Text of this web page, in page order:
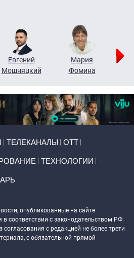
Евгений
Мошняцкий
Мария
Фомина
ТЕЛЕКАНАЛЫ ОТТ
ТЕХНОЛОГИИ
опубликованные на сайте
в соответствии с законодательством РФ.
с редакцией не более трети
с обязательной прямой